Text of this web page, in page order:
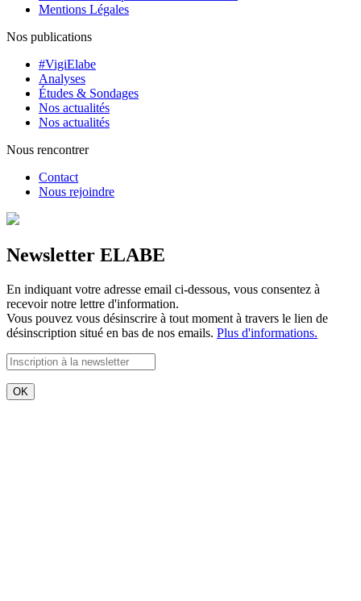
Mentions Légales
Nos publications
#VigiElabe
Analyses
Études & Sondages
Nos actualités
Nos actualités
Nous rencontrer
Contact
Nous rejoindre
Newsletter ELABE
En indiquant votre adresse email ci-dessous, vous consentez à
recevoir notre lettre d'information.
Vous pouvez vous désinscrire à tout moment à travers le lien de
désinscription situé en bas de nos emails. Plus d'informations.